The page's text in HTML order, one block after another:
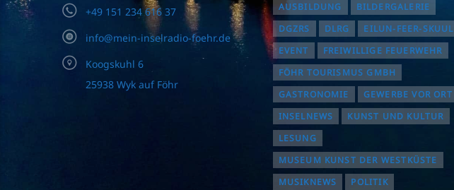
+49 151 234 616 37
info@mein-inselradio-foehr.de
Koogskuhl 6
25938 Wyk auf Föhr
AUSBILDUNG
BILDERGALERIE
DGZRS
DLRG
EILUN-FEER-SKUUL
EVENT
FREIWILLIGE FEUERWEHR
FÖHR TOURISMUS GMBH
GASTRONOMIE
GEWERBE VOR ORT
INSELNEWS
KUNST UND KULTUR
LESUNG
MUSEUM KUNST DER WESTKÜSTE
MUSIKNEWS
POLITIK